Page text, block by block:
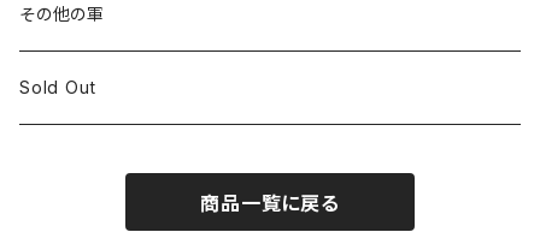
その他の軍
Sold Out
商品一覧に戻る